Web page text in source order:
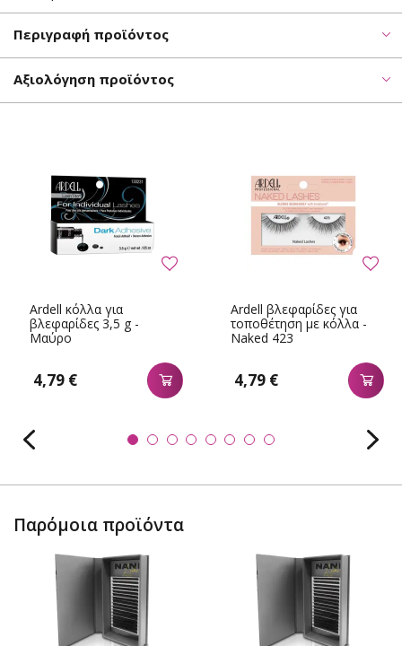
Περιγραφή προϊόντος
Αξιολόγηση προϊόντος
Ardell κόλλα για
βλεφαρίδες 3,5 g -
Μαύρο
4,79 €
Ardell βλεφαρίδες για
τοποθέτηση με κόλλα -
Naked 423
4,79 €
Παρόμοια προϊόντα